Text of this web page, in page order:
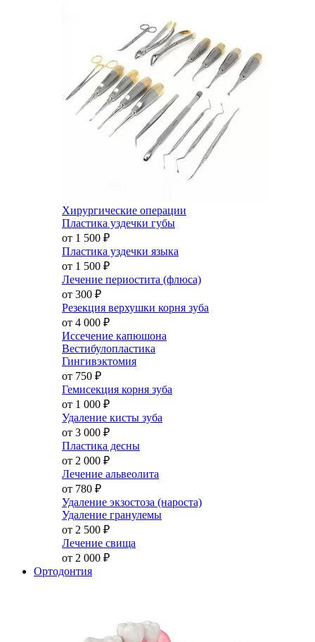
Хирургические операции
Пластика уздечки губы
от 1 500 ₽
Пластика уздечки языка
от 1 500 ₽
Лечение периостита (флюса)
от 300 ₽
Резекция верхушки корня зуба
от 4 000 ₽
Иссечение капюшона
Вестибулопластика
Гингивэктомия
от 750 ₽
Гемисекция корня зуба
от 1 000 ₽
Удаление кисты зуба
от 3 000 ₽
Пластика десны
от 2 000 ₽
Лечение альвеолита
от 780 ₽
Удаление экзостоза (нароста)
Удаление гранулемы
от 2 500 ₽
Лечение свища
от 2 000 ₽
Ортодонтия